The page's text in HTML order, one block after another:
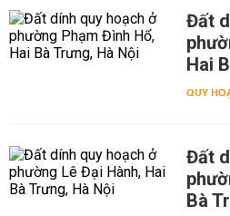
Đất
Hai
QUY
Đất
Bà